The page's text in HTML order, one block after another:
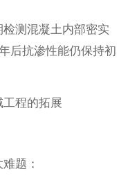
测混凝土内部密实
后抗渗性能仍保持初
程的拓展
题：